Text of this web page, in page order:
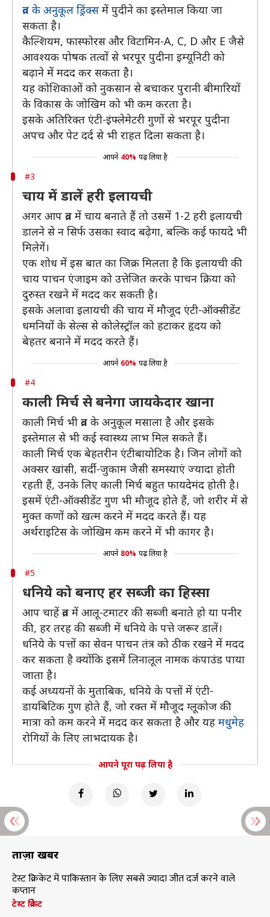
व्रत के अनुकूल ड्रिंक्समें पुदीने का इस्तेमाल किया जा
सकता है।
कैल्शियम, फास्फोरस और विटामिन-A, C, D और E जैसे
आवश्यक पोषक तत्वों से भरपूर पुदीना इम्यूनिटी को
बढ़ाने में मदद कर सकता है।
यह कोशिकाओं को नुकसान से बचाकर पुरानी बीमारियों
के विकास के जोखिम को भी कम करता है।
इसके अतिरिक्त एंटी-इंफ्लेमेटरी गुणों से भरपूर पुदीना
अपच और पेट दर्द से भी राहत दिला सकता है।
आपने 40% पढ़ लिया है
#3
चाय में डालें हरी इलायची
अगर आप व्रत में चाय बनाते हैं तो उसमें 1-2 हरी इलायची
डालने से न सिर्फ उसका स्वाद बढ़ेगा, बल्कि कई फायदे भी
मिलेगें।
एक शोध में इस बात का जिक्र मिलता है कि इलायची की
चाय पाचन एंजाइम को उत्तेजित करके पाचन क्रिया को
दुरुस्त रखने में मदद कर सकती है।
इसके अलावा इलायची की चाय में मौजूद एंटी-ऑक्सीडेंट
धमनियों के सेल्स से कोलेस्ट्रॉल को हटाकर हृदय को
बेहतर बनाने में मदद करते हैं।
आपने 60% पढ़ लिया है
#4
काली मिर्च से बनेगा जायकेदार खाना
काली मिर्च भी व्रत के अनुकूल मसाला है और इसके
इस्तेमाल से भी कई स्वास्थ्य लाभ मिल सकते हैं।
काली मिर्च एक बेहतरीन एंटीबायोटिक है। जिन लोगों को
अक्सर खांसी, सर्दी-जुकाम जैसी समस्याएं ज्यादा होती
रहती हैं, उनके लिए काली मिर्च बहुत फायदेमंद होती है।
इसमें एंटी-ऑक्‍सीडेंट गुण भी मौजूद होते हैं, जो शरीर में से
मुक्त कणों को खत्म करने में मदद करते हैं। यह
अर्थराइटिस के जोखिम कम करने में भी कागर है।
आपने 80% पढ़ लिया है
#5
धनिये को बनाए हर सब्जी का हिस्सा
आप चाहें व्रत में आलू-टमाटर की सब्जी बनाते हो या पनीर
की, हर तरह की सब्जी में धनिये के पत्ते जरूर डालें।
धनिये के पत्तों का सेवन पाचन तंत्र को ठीक रखने में मदद
कर सकता है क्योंकि इसमें लिनालूल नामक कंपाउंड पाया
जाता है।
कई अध्ययनों के मुताबिक, धनिये के पत्तों में एंटी-
डायबिटिक गुण होते हैं, जो रक्त में मौजूद ग्लूकोज की
मात्रा को कम करने में मदद कर सकता है और यह मधुमेह
रोगियों के लिए लाभदायक है।
आपने पूरा पढ़ लिया है
ताज़ा खबरें
टेस्ट क्रिकेट में पाकिस्तान के लिए सबसे ज्यादा जीत दर्ज करने वाले
कप्तान
टेस्ट क्रिकेट